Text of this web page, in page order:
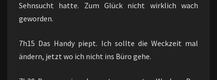
Sehnsucht hatte. Zum Glück nicht wirklich wach
geworden.
7h15 Das Handy piept. Ich sollte die Weckzeit mal
ändern, jetzt wo ich nicht ins Büro gehe.